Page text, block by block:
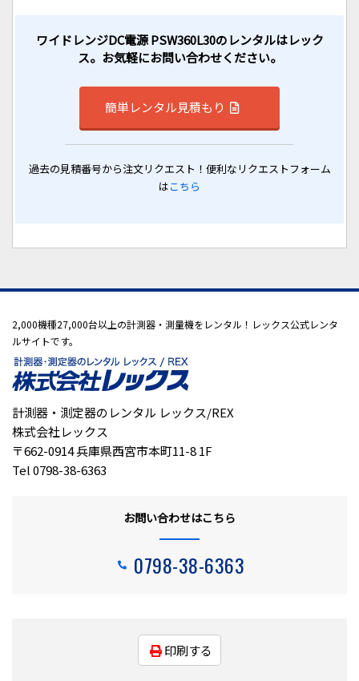
ワイドレンジDC電源 PSW360L30のレンタルはレック
ス。お気軽にお問い合わせください。
簡単レンタル見積もり
過去の見積番号から注文リクエスト！便利なリクエストフォーム
はこちら
2,000機種27,000台以上の計測器・測量機をレンタル！レックス公式レンタ
ルサイトです。
計測器・測定器のレンタル レックス/REX
株式会社レックス
〒662-0914 兵庫県西宮市本町11-8 1F
Tel 0798-38-6363
お問い合わせはこちら
0798-38-6363
印刷する